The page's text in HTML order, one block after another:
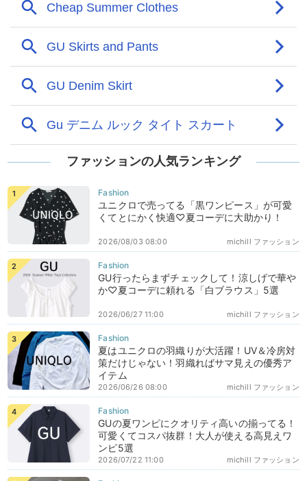
ファッションの人気ランキング
ユニクロで売ってる「黒ワンピース」が可愛
くてとにかく快適♡夏コーデに大助かり！
michill ファッション
2026/08/03 08:00
GU行ったらまずチェックして！涼しげで華や
か♡夏コーデに頼れる「白ブラウス」5選
michill ファッション
2026/06/27 11:00
夏はユニクロの羽織りが大活躍！UV＆冷房対
策だけじゃない！羽織ればサマ見えの優秀ア
イテム
michill ファッション
2026/06/26 08:00
GUの夏ワンピにクオリティ高いの揃ってる！
可愛くてコスパ抜群！大人が使える高見えワ
ンピ5選
michill ファッション
2026/07/22 11:00